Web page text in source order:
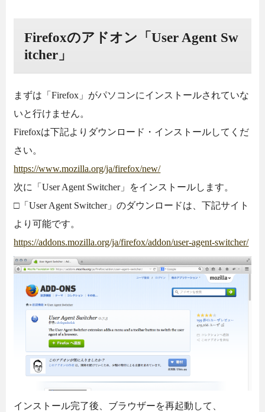
Firefoxのアドオン「User Agent Sw
itcher」
まずは「Firefox」がパソコンにインストールされていな
いと行けません。
Firefoxは下記よりダウンロード・インストールしてくだ
さい。
https://www.mozilla.org/ja/firefox/new/
次に「User Agent Switcher」をインストールします。
□「User Agent Switcher」のダウンロードは、下記サイト
より可能です。
https://addons.mozilla.org/ja/firefox/addon/user-agent-switcher/
インストール完了後、ブラウザーを再起動して、